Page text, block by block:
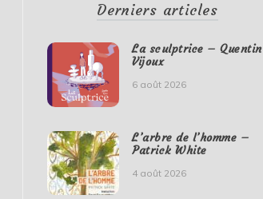
Derniers articles
La sculptrice – Quentin
Vijoux
6 août 2026
L’arbre de l’homme –
Patrick White
4 août 2026